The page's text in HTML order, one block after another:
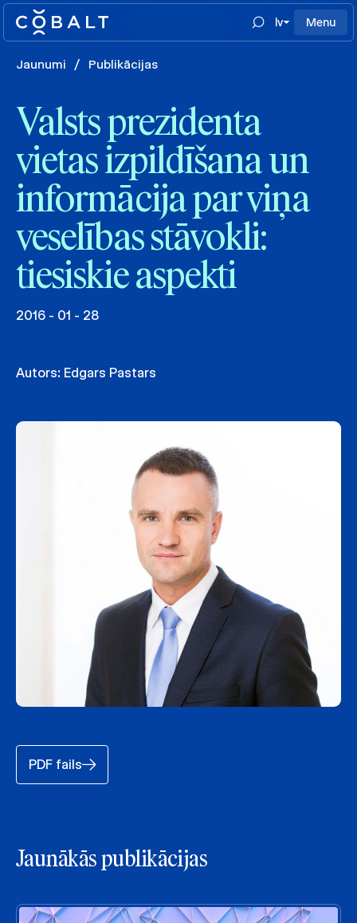
lv Menu
Jaunumi / Publikācijas
Valsts prezidenta
vietas izpildīšana un
informācija par viņa
veselības stāvokli:
tiesiskie aspekti
2016 - 01 - 28
Autors: Edgars Pastars
PDF fails
Jaunākās publikācijas